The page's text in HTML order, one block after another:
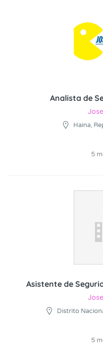
Analista de
Haina,
5
Asistente de
Distrito
5